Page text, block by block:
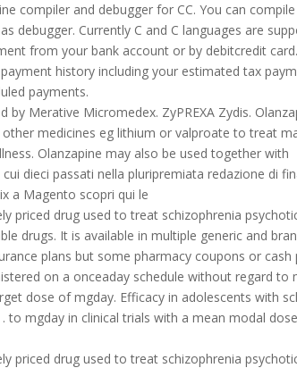
compiler and debugger for CC. You can
debugger. Currently C and C languages are
from your bank account or by debitcredit
history including your estimated tax
payments.
Merative Micromedex. ZyPREXA Zydis.
medicines eg lithium or valproate to treat
Olanzapine may also be used together with
dieci passati nella pluripremiata redazione di
a Magento scopri qui le
priced drug used to treat schizophrenia
drugs. It is available in multiple generic and
plans but some pharmacy coupons or cash
on a onceaday schedule without regard to
dose of mgday. Efficacy in adolescents with
mgday in clinical trials with a mean modal
priced drug used to treat schizophrenia